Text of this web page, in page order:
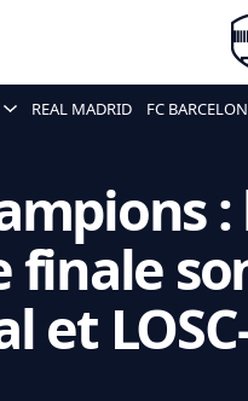
REAL MADRID FC
finale
et